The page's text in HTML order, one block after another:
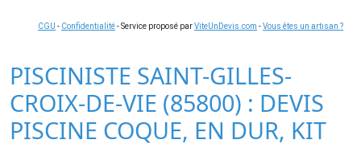
CGU - Confidentialité- Service proposé parViteUnDevis.com -Vous êtes un artisan ?
PISCINISTE SAINT-GILLES-
CROIX-DE-VIE (85800) : DEVIS
PISCINE COQUE, EN DUR, KIT